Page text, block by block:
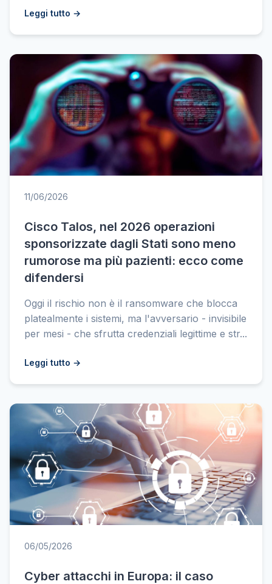
Leggi tutto →
11/06/2026
Cisco Talos, nel 2026 operazioni
sponsorizzate dagli Stati sono meno
rumorose ma più pazienti: ecco come
difendersi
Oggi il rischio non è il ransomware che blocca
platealmente i sistemi, ma l'avversario - invisibile
per mesi - che sfrutta credenziali legittime e str...
Leggi tutto →
06/05/2026
Cyber attacchi in Europa: il caso